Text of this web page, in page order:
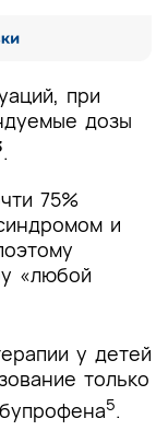
при
дозы
.
75%
и
«любой
у детей
только
5.